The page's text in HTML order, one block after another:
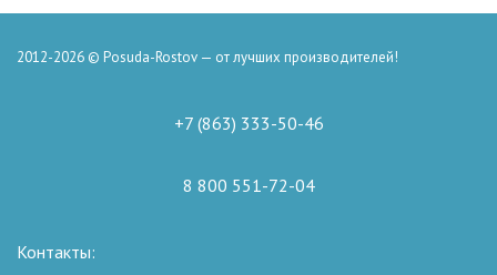
2012-2026 © Posuda-Rostov — от лучших производителей!
+7 (863) 333-50-46
8 800 551-72-04
Контакты: